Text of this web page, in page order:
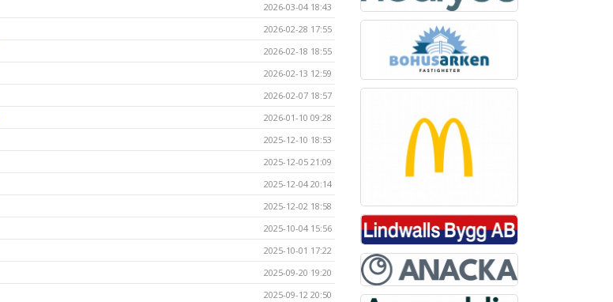
2026-03-04 18:43
2026-02-28 17:55
2026-02-18 18:55
2026-02-13 12:59
2026-02-07 18:57
2026-01-10 09:28
2025-12-10 18:53
2025-12-05 21:09
2025-12-04 20:14
2025-12-02 18:58
2025-10-04 15:56
2025-10-01 17:22
2025-09-20 19:20
2025-09-12 20:50